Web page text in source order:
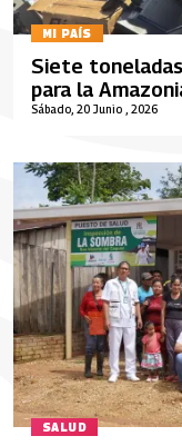
MI PAÍS
Sábado, 20 Junio , 2026
Siete
para la
SALUD